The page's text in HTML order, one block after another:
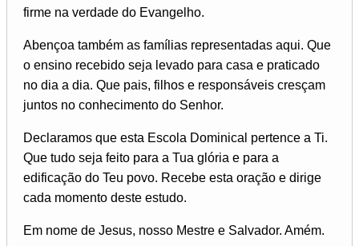
firme na verdade do Evangelho.
Abençoa também as famílias representadas aqui. Que
o ensino recebido seja levado para casa e praticado
no dia a dia. Que pais, filhos e responsáveis cresçam
juntos no conhecimento do Senhor.
Declaramos que esta Escola Dominical pertence a Ti.
Que tudo seja feito para a Tua glória e para a
edificação do Teu povo. Recebe esta oração e dirige
cada momento deste estudo.
Em nome de Jesus, nosso Mestre e Salvador. Amém.